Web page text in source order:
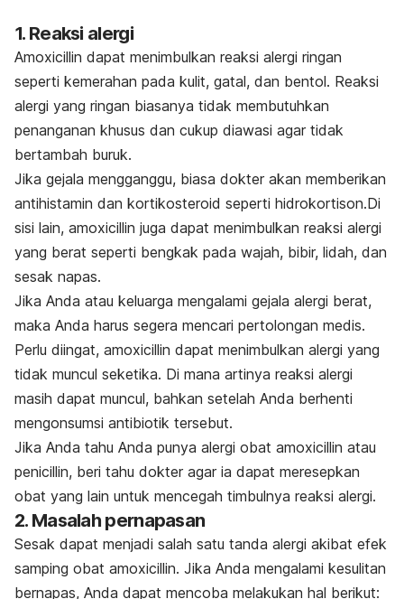
1. Reaksi alergi
Amoxicillin dapat menimbulkan reaksi alergi ringan
seperti kemerahan pada kulit, gatal, dan bentol. Reaksi
alergi yang ringan biasanya tidak membutuhkan
penanganan khusus dan cukup diawasi agar tidak
bertambah buruk.
Jika gejala mengganggu, biasa dokter akan memberikan
antihistamin dan kortikosteroid seperti hidrokortison.Di
sisi lain, amoxicillin juga dapat menimbulkan reaksi alergi
yang berat seperti bengkak pada wajah, bibir, lidah, dan
sesak napas.
Jika Anda atau keluarga mengalami gejala alergi berat,
maka Anda harus segera mencari pertolongan medis.
Perlu diingat, amoxicillin dapat menimbulkan alergi yang
tidak muncul seketika. Di mana artinya reaksi alergi
masih dapat muncul, bahkan setelah Anda berhenti
mengonsumsi antibiotik tersebut.
Jika Anda tahu Anda punya alergi obat amoxicillin atau
penicillin, beri tahu dokter agar ia dapat meresepkan
obat yang lain untuk mencegah timbulnya reaksi alergi.
2. Masalah pernapasan
Sesak dapat menjadi salah satu tanda alergi akibat efek
samping obat amoxicillin. Jika Anda mengalami kesulitan
bernapas, Anda dapat mencoba melakukan hal berikut: